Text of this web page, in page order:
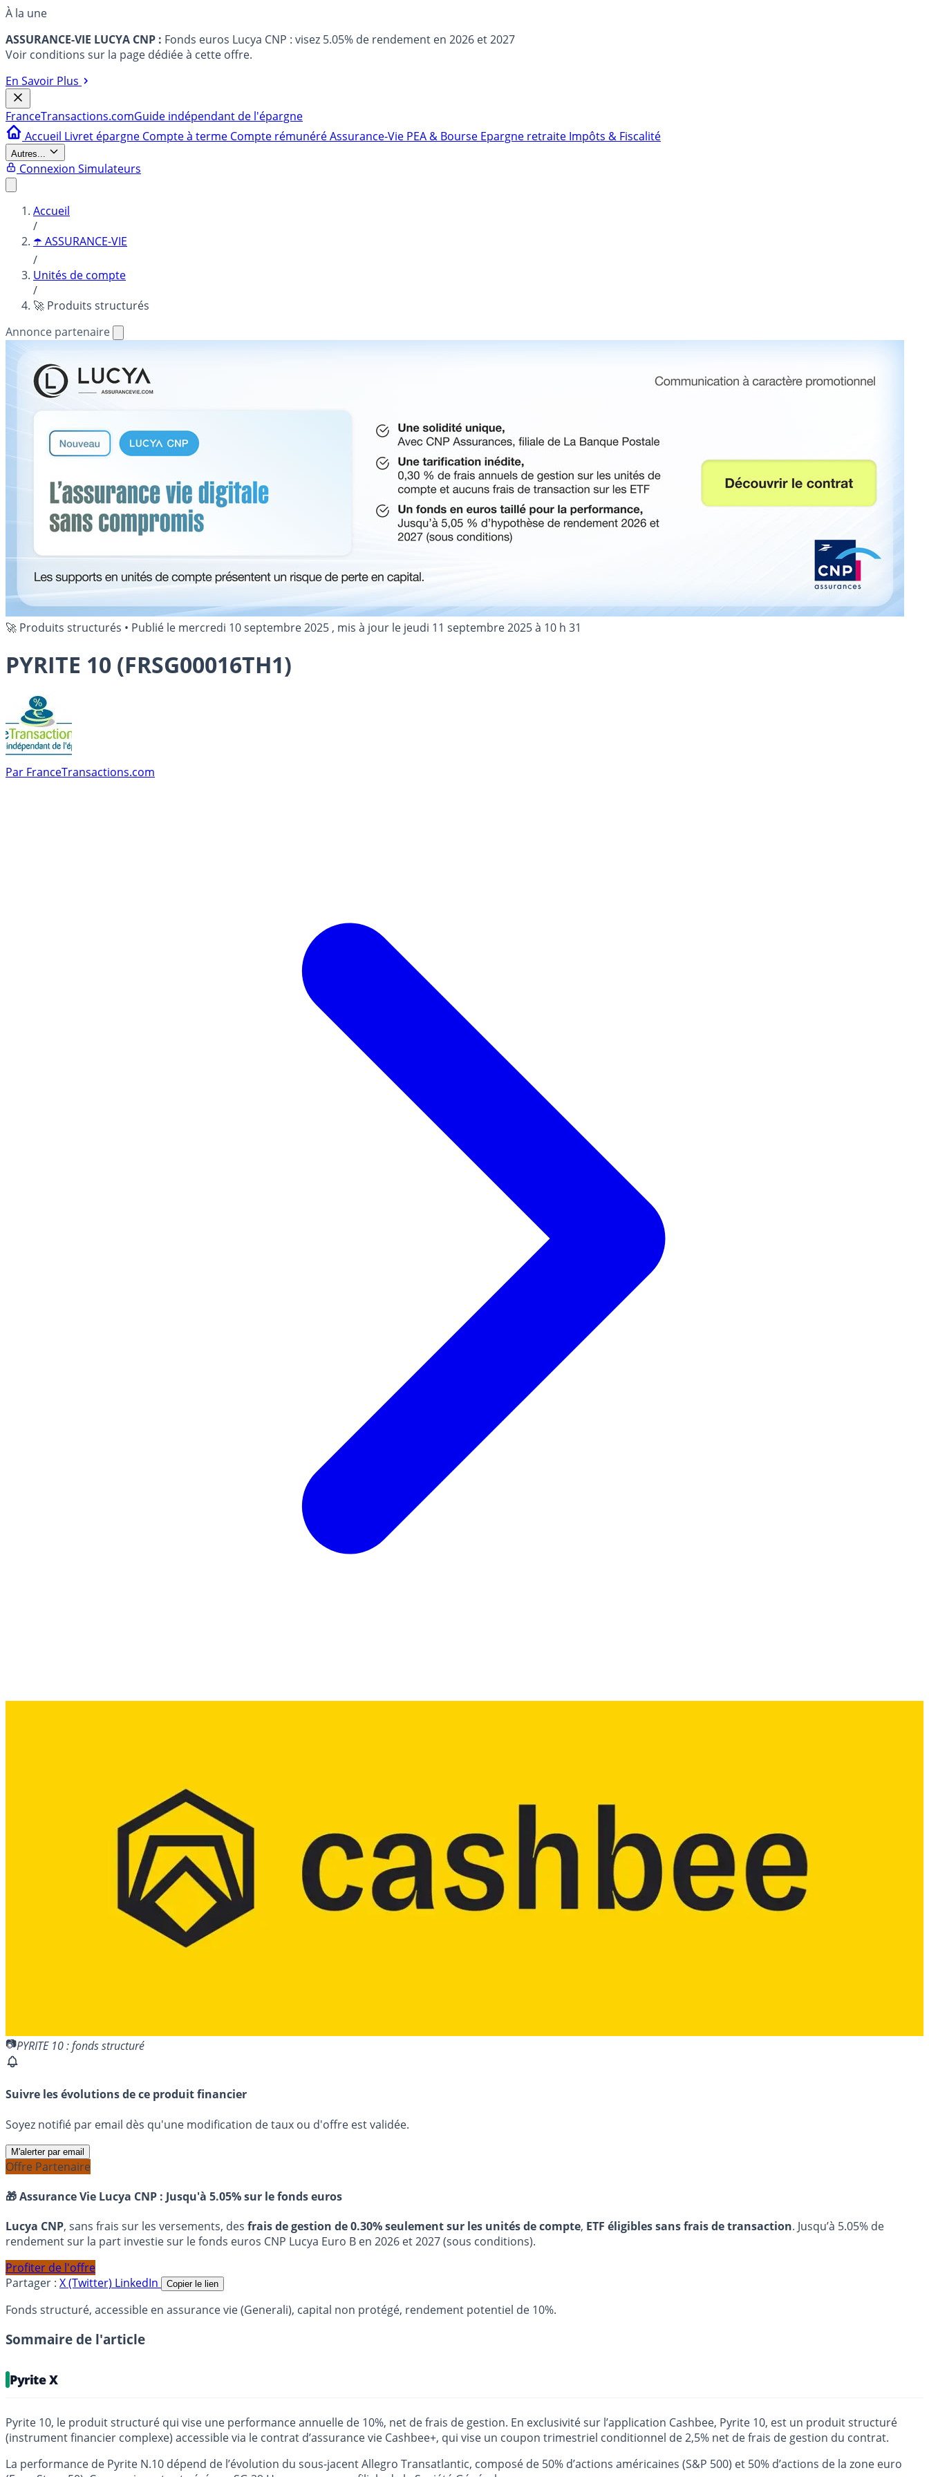
À la une
ASSURANCE-VIE LUCYA CNP : Fonds euros Lucya CNP : visez 5.05% de rendement en 2026 et 2027
Voir conditions sur la page dédiée à cette offre.
En Savoir Plus
FranceTransactions.comGuide indépendant de l'épargne
Accueil Livret épargne Compte à terme Compte rémunéréAssurance-Vie PEA & Bourse Epargne retraite Impôts & Fiscalité
Autres...
Connexion Simulateurs
Accueil
/
☂️ ASSURANCE-VIE
/
Unités de compte
/
🚀 Produits structurés
Annonce partenaire
🚀 Produits structurés • Publié le mercredi 10 septembre 2025 , mis à jour le jeudi 11 septembre 2025 à 10 h 31
PYRITE 10 (FRSG00016TH1)
Par FranceTransactions.com
PYRITE 10 : fonds structuré
Suivre les évolutions de ce produit financier
Soyez notifié par email dès qu'une modification de taux ou d'offre est validée.
M'alerter par email
Offre Partenaire
🎁 Assurance Vie Lucya CNP : Jusqu'à 5.05% sur le fonds euros
Lucya CNP, sans frais sur les versements, des frais de gestion de 0.30% seulement sur les unités de compte, ETF éligibles sans frais de transaction. Jusqu’à 5.05% de
rendement sur la part investie sur le fonds euros CNP Lucya Euro B en 2026 et 2027 (sous conditions).
Profiter de l'offre
Partager : X (Twitter) LinkedIn Copier le lien
Fonds structuré, accessible en assurance vie (Generali), capital non protégé, rendement potentiel de 10%.
Sommaire de l'article
Pyrite X
Pyrite 10, le produit structuré qui vise une performance annuelle de 10%, net de frais de gestion. En exclusivité sur l’application Cashbee, Pyrite 10, est un produit structuré
(instrument financier complexe) accessible via le contrat d’assurance vie Cashbee+, qui vise un coupon trimestriel conditionnel de 2,5% net de frais de gestion du contrat.
La performance de Pyrite N.10 dépend de l’évolution du sous-jacent Allegro Transatlantic, composé de 50% d’actions américaines (S&P 500) et 50% d’actions de la zone euro